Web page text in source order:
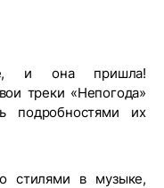
и она пришла!
треки «Непогода»
подробностями их
стилями в музыке,